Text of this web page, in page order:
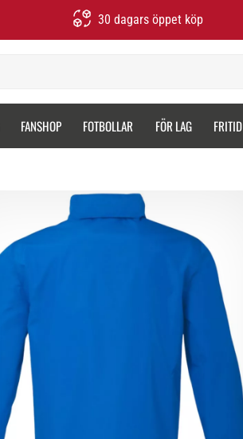
30 dagars öppet köp
FANSHOP FOTBOLLAR FÖR LAG FRITID